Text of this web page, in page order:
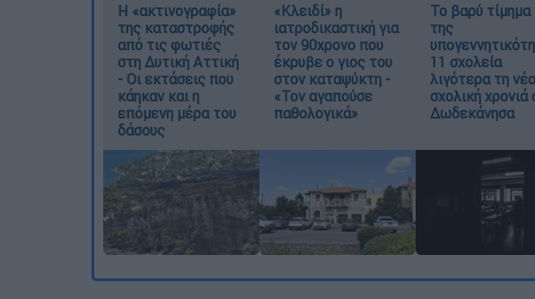
Η «ακτινογραφία»
της καταστροφής
από τις φωτιές
στη Δυτική Αττική
- Οι εκτάσεις που
κάηκαν και η
επόμενη μέρα του
δάσους
«Κλειδί» η
ιατροδικαστική για
τον 90χρονο που
έκρυβε ο γιος του
στον καταψύκτη -
«Τον αγαπούσε
παθολογικά»
Το βαρύ τίμημα
της
11 σχολεία
λιγότερα τη νέα
σχολική χρονιά
Δωδεκάνησα